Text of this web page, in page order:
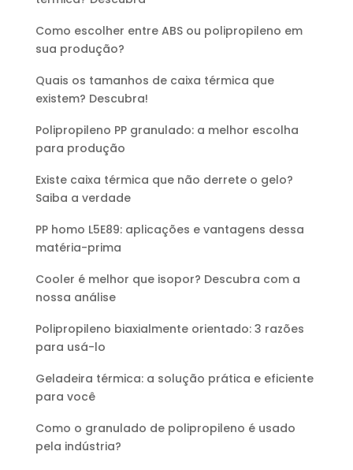
Como escolher entre ABS ou polipropileno em
sua produção?
Quais os tamanhos de caixa térmica que
existem? Descubra!
Polipropileno PP granulado: a melhor escolha
para produção
Existe caixa térmica que não derrete o gelo?
Saiba a verdade
PP homo L5E89: aplicações e vantagens dessa
matéria-prima
Cooler é melhor que isopor? Descubra com a
nossa análise
Polipropileno biaxialmente orientado: 3 razões
para usá-lo
Geladeira térmica: a solução prática e eficiente
para você
Como o granulado de polipropileno é usado
pela indústria?